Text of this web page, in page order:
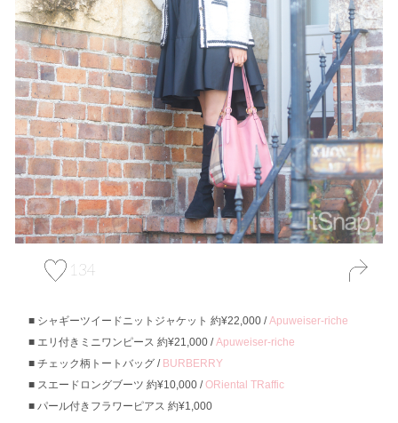
134
シャギーツイードニットジャケット 約¥22,000 /Apuweiser-riche
エリ付きミニワンピース 約¥21,000 /Apuweiser-riche
チェック柄トートバッグ / BURBERRY
スエードロングブーツ 約¥10,000 /ORiental TRaffic
パール付きフラワーピアス 約¥1,000